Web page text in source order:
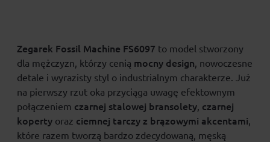
Zegarek Fossil Machine FS6097 to model stworzony
dla mężczyzn, którzy cenią mocny design, nowoczesne
detale i wyrazisty styl o industrialnym charakterze. Już
na pierwszy rzut oka przyciąga uwagę efektownym
połączeniem czarnej stalowej bransolety, czarnej
koperty oraz ciemnej tarczy z brązowymi akcentami,
które razem tworzą bardzo zdecydowaną, męską